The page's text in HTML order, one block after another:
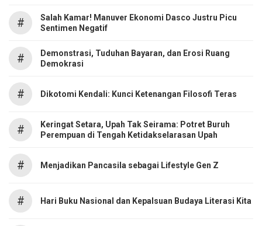
#
Salah Kamar! Manuver Ekonomi Dasco Justru Picu
Sentimen Negatif
#
Demonstrasi, Tuduhan Bayaran, dan Erosi Ruang
Demokrasi
# Dikotomi Kendali: Kunci Ketenangan Filosofi Teras
#
Keringat Setara, Upah Tak Seirama: Potret Buruh
Perempuan di Tengah Ketidakselarasan Upah
# Menjadikan Pancasila sebagai Lifestyle Gen Z
# Hari Buku Nasional dan Kepalsuan Budaya Literasi Kita